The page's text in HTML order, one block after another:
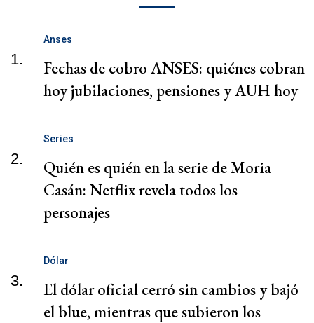
1.
Anses
Fechas de cobro ANSES: quiénes cobran
hoy jubilaciones, pensiones y AUH hoy
2.
Series
Quién es quién en la serie de Moria
Casán: Netflix revela todos los
personajes
3.
Dólar
El dólar oficial cerró sin cambios y bajó
el blue, mientras que subieron los